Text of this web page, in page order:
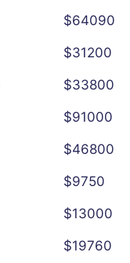
$64090
$31200
$33800
$91000
$46800
$9750
$13000
$19760